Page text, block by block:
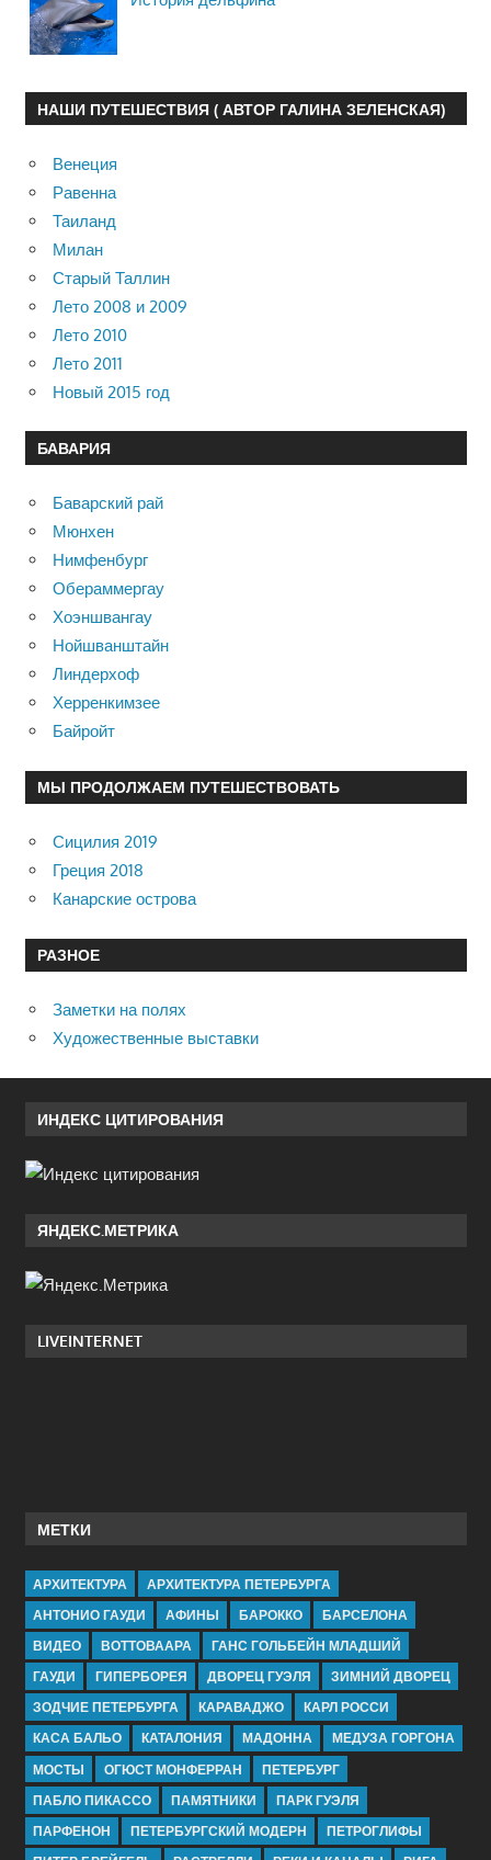
НАШИ ПУТЕШЕСТВИЯ ( АВТОР ГАЛИНА ЗЕЛЕНСКАЯ)
Венеция
Равенна
Таиланд
Милан
Старый Таллин
Лето 2008 и 2009
Лето 2010
Лето 2011
Новый 2015 год
БАВАРИЯ
Баварский рай
Мюнхен
Нимфенбург
Обераммергау
Хоэншвангау
Нойшванштайн
Линдерхоф
Херренкимзее
Байройт
МЫ ПРОДОЛЖАЕМ ПУТЕШЕСТВОВАТЬ
Сицилия 2019
Греция 2018
Канарские острова
РАЗНОЕ
Заметки на полях
Художественные выставки
ИНДЕКС ЦИТИРОВАНИЯ
ЯНДЕКС.МЕТРИКА
LIVEINTERNET
МЕТКИ
АРХИТЕКТУРА
АРХИТЕКТУРА ПЕТЕРБУРГА
АНТОНИО ГАУДИ
АФИНЫ БАРОККО
БАРСЕЛОНА
ВИДЕО
ВОТТОВААРА
ГАНС ГОЛЬБЕЙН МЛАДШИЙ
ГАУДИ
ГИПЕРБОРЕЯ ДВОРЕЦ ГУЭЛЯ
ЗИМНИЙ ДВОРЕЦ
ЗОДЧИЕ ПЕТЕРБУРГА
КАРАВАДЖО
КАРЛ РОССИ
КАСА БАЛЬО
КАТАЛОНИЯ МАДОННА
МЕДУЗА ГОРГОНА
МОСТЫ
ОГЮСТ МОНФЕРРАН
ПЕТЕРБУРГ
ПАБЛО ПИКАССО
ПАМЯТНИКИ
ПАРК ГУЭЛЯ
ПАРФЕНОН
ПЕТЕРБУРГСКИЙ МОДЕРН
ПЕТРОГЛИФЫ